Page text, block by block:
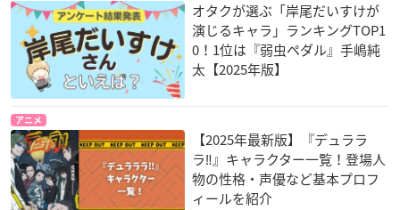
オタクが選ぶ「岸尾だいすけが
演じるキャラ」ランキングTOP1
0！1位は『弱虫ペダル』手嶋純
太【2025年版】
アニメ
【2025年最新版】『デュララ
ラ‼︎』キャラクター一覧！登場人
物の性格・声優など基本プロフ
ィールを紹介